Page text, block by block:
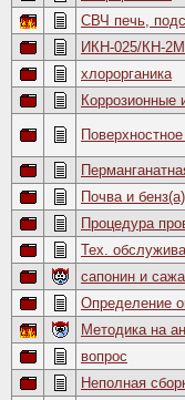
СВЧ печь,
ИКН-025/КН-
хлорорганика
Коррозионные
Почва и
Процедура
Тех.
сапонин и сажа
Определение
Методика на
вопрос
Неполная